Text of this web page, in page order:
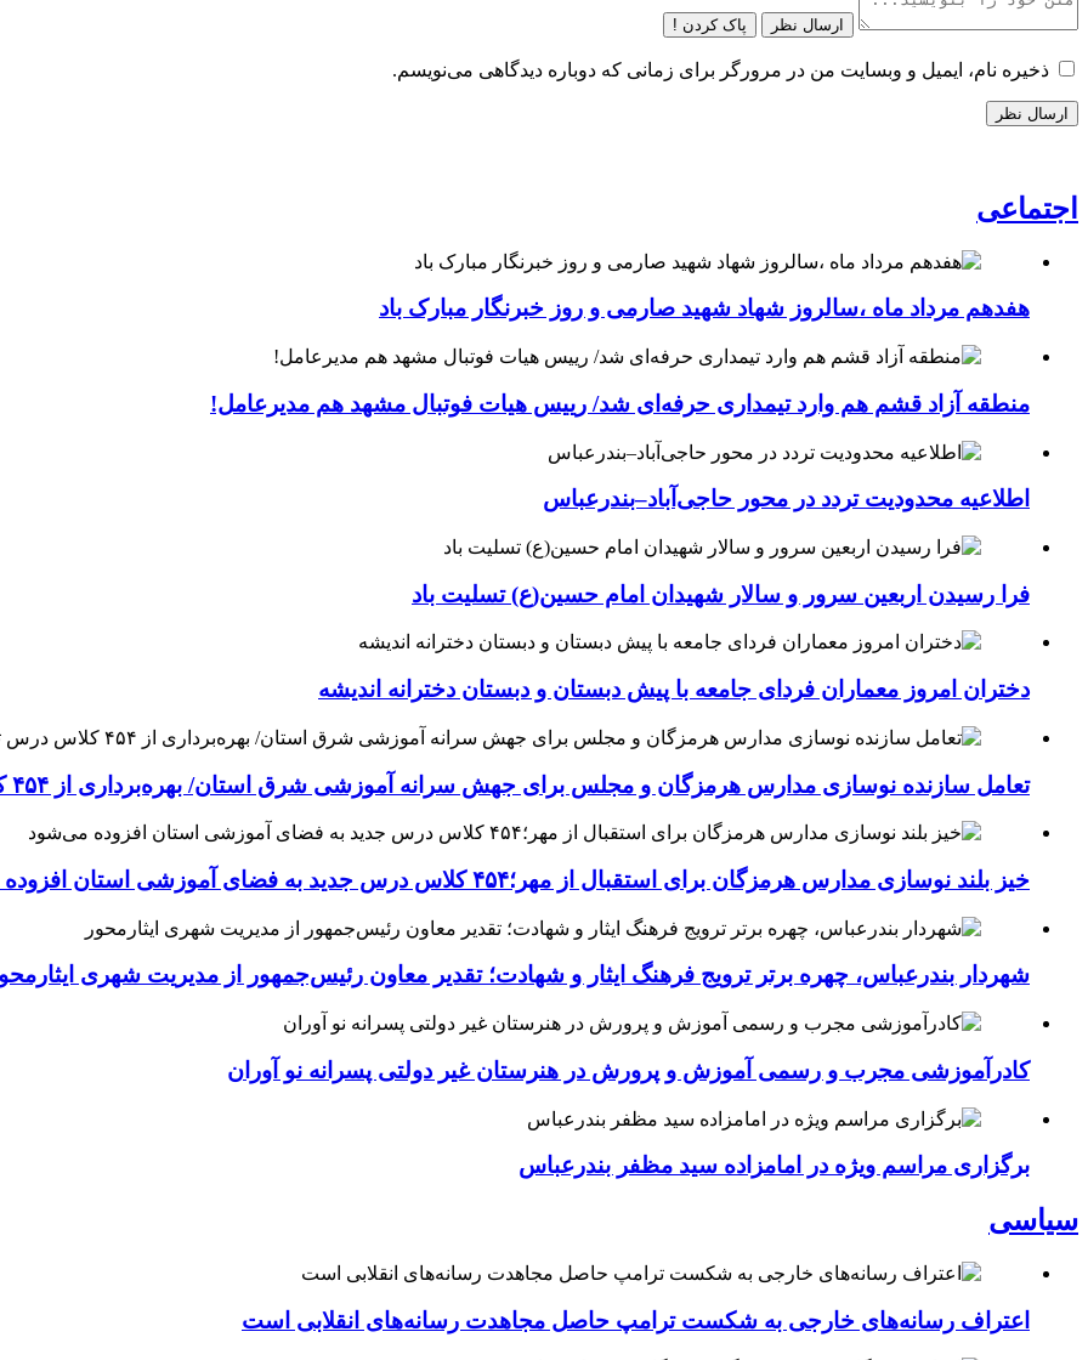
ارسال نظر پاک کردن !
ذخیره نام، ایمیل و وبسایت من در مرورگر برای زمانی که دوباره دیدگاهی می‌نویسم.
اجتماعی
هفدهم مرداد ماه ،سالروز شهاد شهید صارمی و روز خبرنگار مبارک باد
منطقه آزاد قشم هم وارد تیمداری حرفه‌ای شد/ رییس هیات فوتبال مشهد هم مدیرعامل!
اطلاعیه محدودیت تردد در محور حاجی‌آباد–بندرعباس
فرا رسیدن اربعین سرور و سالار شهیدان امام حسین(ع) تسلیت باد
دختران امروز معماران فردای جامعه با پیش دبستان و دبستان دخترانه اندیشه
تعامل سازنده نوسازی مدارس هرمزگان و مجلس برای جهش سرانه آموزشی شرق استان/ بهره‌برداری از ۴۵۴ کلاس درس تا مهرماه
خیز بلند نوسازی مدارس هرمزگان برای استقبال از مهر؛۴۵۴ کلاس درس جدید به فضای آموزشی استان افزوده می‌شود
شهردار بندرعباس، چهره برتر ترویج فرهنگ ایثار و شهادت؛ تقدیر معاون رئیس‌جمهور از مدیریت شهری
کادرآموزشی مجرب و رسمی آموزش و پرورش در هنرستان غیر دولتی پسرانه نو آوران
برگزاری مراسم ویژه در امامزاده سید مظفر بندرعباس
سیاسی
اعتراف رسانه‌های خارجی به شکست ترامپ حاصل مجاهدت رسانه‌های انقلابی است